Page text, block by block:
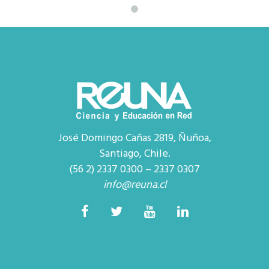
José Domingo Cañas 2819, Ñuñoa,
Santiago, Chile.
(56 2) 2337 0300 – 2337 0307
info@reuna.cl